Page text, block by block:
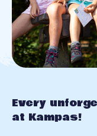
Every
at Kampas!